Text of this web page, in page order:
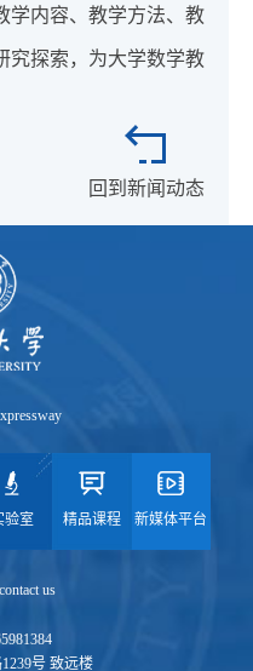
学内容、教学方法、教
究探索，为大学数学教
回到新闻动态
验室 精品课程 新媒体平台
us
号 致远楼